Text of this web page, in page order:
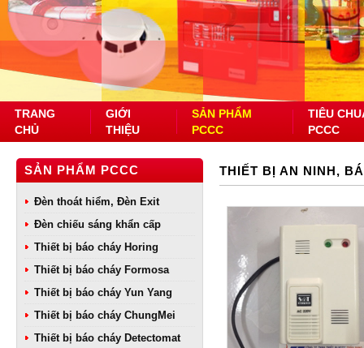
TRANG
CHỦ
GIỚI
THIỆU
SẢN PHẨM
PCCC
TIÊU
PCCC
SẢN PHẨM PCCC
Đèn thoát hiểm, Đèn Exit
Đèn chiếu sáng khẩn cấp
Thiết bị báo cháy Horing
Thiết bị báo cháy Formosa
Thiết bị báo cháy Yun Yang
Thiết bị báo cháy ChungMei
Thiết bị báo cháy Detectomat
THIẾT BỊ AN NINH,